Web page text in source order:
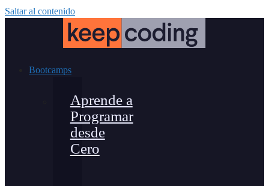
Saltar al contenido
Bootcamps
Aprende a
Programar
desde
Cero